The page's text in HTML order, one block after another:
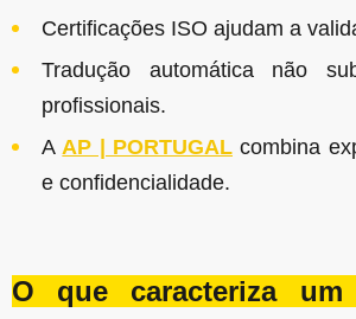
Certificações ISO ajudam a
Tradução automática não
profissionais.
AAP | PORTUGAL combina
e confidencialidade.
O que caracteriza